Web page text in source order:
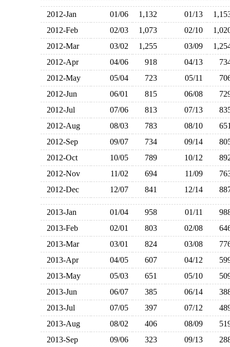
2012-Jan 01/06 1,132 01/13
2012-Feb
02/03 1,073 02/10
2012-Mar
03/02 1,255 03/09
2012-Apr
04/06 918 04/13
2012-May
05/04 723 05/11
2012-Jun
06/01 815 06/08
2012-Jul
07/06 813 07/13
2012-Aug
08/03 783 08/10
2012-Sep
09/07 734 09/14
2012-Oct
10/05 789 10/12
2012-Nov
11/02 694 11/09
2012-Dec
12/07 841 12/14
2013-Jan 01/04 958 01/11
2013-Feb
02/01 803 02/08
2013-Mar
03/01 824 03/08
2013-Apr
04/05 607 04/12
2013-May
05/03 651 05/10
2013-Jun
06/07 385 06/14
2013-Jul
07/05 397 07/12
2013-Aug
08/02 406 08/09
2013-Sep
09/06 323 09/13